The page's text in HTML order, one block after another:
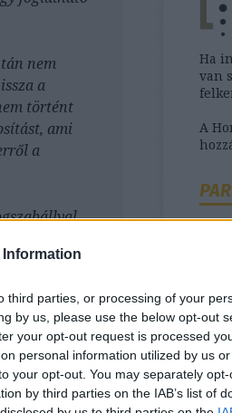
Information
third parties, or processing of your
by us, please use the below opt-out
your opt-out request is processed
personal information utilized by us
your opt-out. You may separately
by third parties on the IAB’s list of
nem
a
történt
ami
a
rádió interjú
semmi,
Ha
van
A
Ha